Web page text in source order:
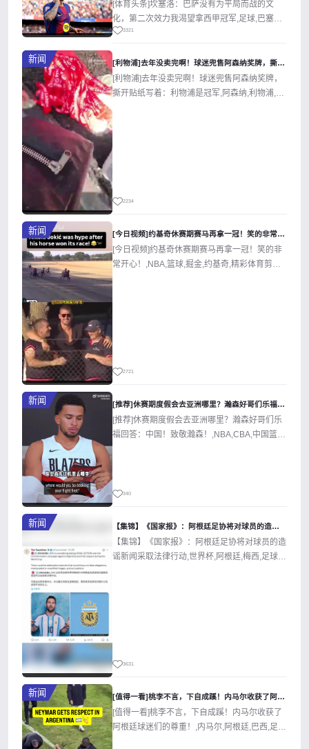
[体育头条]坎塞洛：巴萨没有为平局而战的文
化，第二次效力我渴望拿西甲冠军,足球,巴塞罗
那,西甲。欢迎收藏本站，24小时为...
3321
新闻 [利物浦]去年没卖完啊！球迷兜售阿森纳奖牌，撕开贴纸写着：利
[利物浦]去年没卖完啊！球迷兜售阿森纳奖牌，
撕开贴纸写着：利物浦是冠军,阿森纳,利物浦,足
2234
新闻 [今日视频]约基奇休赛期赛马再拿一冠！笑的非常开心！
[今日视频]约基奇休赛期赛马再拿一冠！笑的非
常开心！,NBA,篮球,掘金,约基奇,精彩体育剪辑
2721
新闻 [推荐]休赛期度假会去亚洲哪里？瀚森好哥们乐福回答：中国！致
[推荐]休赛期度假会去亚洲哪里？瀚森好哥们乐
福回答：中国！致敬瀚森！,NBA,CBA,中国篮
340
新闻 【集锦】《国家报》：阿根廷足协将对球员的造谣新闻采取法律行动
【集锦】《国家报》：阿根廷足协将对球员的造
谣新闻采取法律行动,世界杯,阿根廷,梅西,足球,
3631
新闻 [值得一看]桃李不言，下自成蹊！内马尔收获了阿根廷球迷们的尊
[值得一看]桃李不言，下自成蹊！内马尔收获了
阿根廷球迷们的尊重！,内马尔,阿根廷,巴西,足